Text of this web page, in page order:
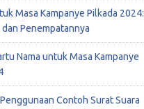
Masa Kampanye Pilkada 2024:
dan Penempatannya
Nama untuk Masa Kampanye
Contoh Surat Suara